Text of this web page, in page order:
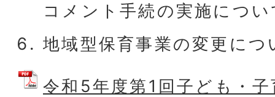
コメント手続の実施につ
地域型保育事業の変更につ
令和5年度第1回子ども・